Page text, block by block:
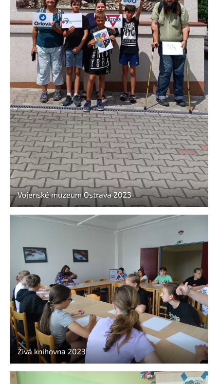
Vojenské muzeum Ostrava 2023
Živá knihovna 2023